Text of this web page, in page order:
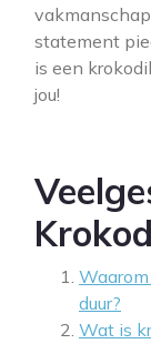
statement
is een
jou!
duur?
Wat is